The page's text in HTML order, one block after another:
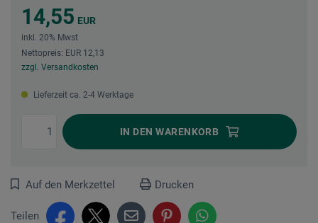
14,55 EUR
inkl. 20% Mwst
Nettopreis: EUR 12,13
zzgl. Versandkosten
Lieferzeit ca. 2-4 Werktage
IN DEN WARENKORB
Auf den Merkzettel Drucken
Teilen